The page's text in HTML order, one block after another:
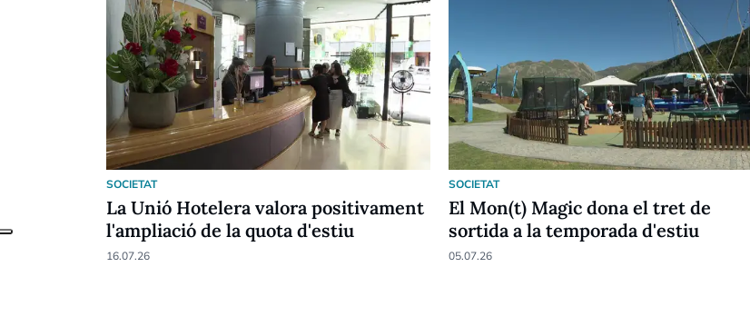
SOCIETAT
La Unió Hotelera valora positivament
l'ampliació de la quota d'estiu
16.07.26
SOCIETAT
El Mon(t) Magic dona el tret de
sortida a la temporada d'estiu
05.07.26